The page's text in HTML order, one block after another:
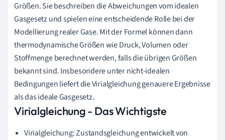
Größen. Sie beschreiben die Abweichungen vom idealen
Gasgesetz und spielen eine entscheidende Rolle bei der
Modellierung realer Gase. Mit der Formel können dann
thermodynamische Größen wie Druck, Volumen oder
Stoffmenge berechnet werden, falls die übrigen Größen
bekannt sind. Insbesondere unter nicht-idealen
Bedingungen liefert die Virialgleichung genauere Ergebnisse
als das ideale Gasgesetz.
Virialgleichung - Das Wichtigste
Virialgleichung: Zustandsgleichung entwickelt von